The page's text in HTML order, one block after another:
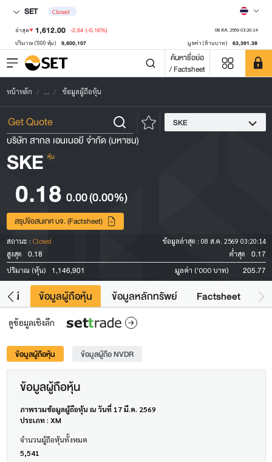
SET Closed
ล่าสุด 1,612.00 -2.64 (-0.16%) 08 ส.ค. 2569 03:20:14
ปริมาณ ('000 หุ้น) 9,800,107 มูลค่า (ล้านบาท) 63,391.38
ค้นหาชื่อย่อ
/ Factsheet
หน้าหลัก ... ข้อมูลผู้ถือหุ้น
SKE
บริษัท สากล เอนเนอยี จำกัด (มหาชน)
SKE หุ้น
0.18 0.00(0.00%)
สรุปข้อสนเทศ บจ. (Factsheet)
สถานะ : Closed ข้อมูลล่าสุด : 08 ส.ค. 2569 03:20:14
สูงสุด
0.18 ต่ำสุด 0.17
ปริมาณ (หุ้น) 1,146,901 มูลค่า ('000 บาท) 205.77
ยชน์ ข้อมูลผู้ถือหุ้น ข้อมูลหลักทรัพย์ Factsheet
ดูข้อมูลเชิงลึก
ข้อมูลผู้ถือหุ้น ข้อมูลผู้ถือ NVDR
ข้อมูลผู้ถือหุ้น
ภาพรวมข้อมูลผู้ถือหุ้น ณ วันที่ 17 มี.ค. 2569
ประเภท : XM
จำนวนผู้ถือหุ้นทั้งหมด
5,541